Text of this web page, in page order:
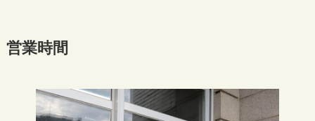
営業時間